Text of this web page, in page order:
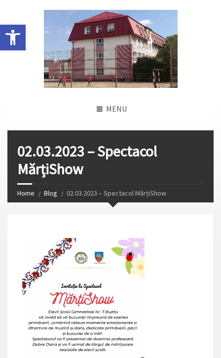
Deschide bara de unelte
MENU
02.03.2023 – Spectacol
MărțiShow
Home Blog 02.03.2023 – Spectacol MărțiShow